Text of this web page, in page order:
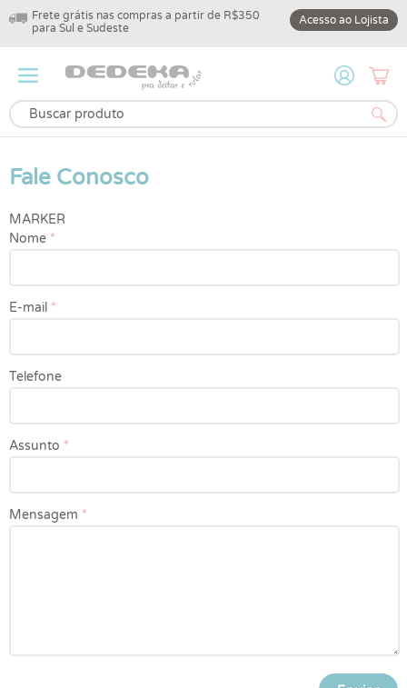
Frete grátis nas compras a partir de R$350
para Sul e Sudeste
10% off na
DEDEKA10
Acesso ao Lojista
Fale Conosco
MARKER
Nome *
E-mail *
Telefone
Assunto *
Mensagem *